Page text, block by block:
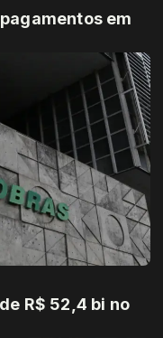
em
R$ 52,4 bi no